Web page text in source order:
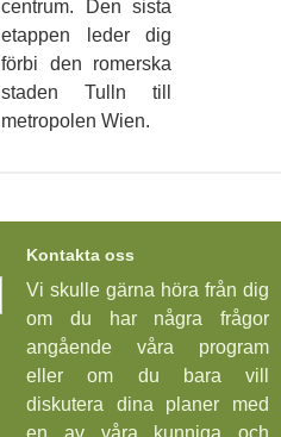
centrum. Den sista
etappen leder dig
förbi den romerska
staden Tulln till
metropolen Wien.
Kontakta oss
Vi skulle gärna höra från dig
om du har några frågor
angående våra program
eller om du bara vill
diskutera dina planer med